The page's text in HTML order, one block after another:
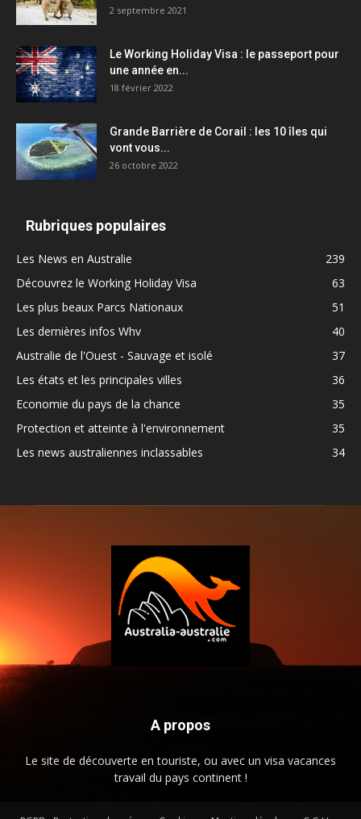
2 septembre 2021
Le Working Holiday Visa : le passeport pour
une année en...
18 février 2022
Grande Barrière de Corail : les 10 îles qui
vont vous...
26 octobre 2022
Rubriques populaires
Les News en Australie
239
Découvrez le Working Holiday Visa
63
Les plus beaux Parcs Nationaux
51
Les dernières infos Whv
40
Australie de l'Ouest - Sauvage et isolé
37
Les états et les principales villes
36
Economie du pays de la chance
35
Protection et atteinte à l'environnement
35
Les news australiennes inclassables
34
A propos
Le site de découverte en touriste, ou avec un visa vacances
travail du pays continent !